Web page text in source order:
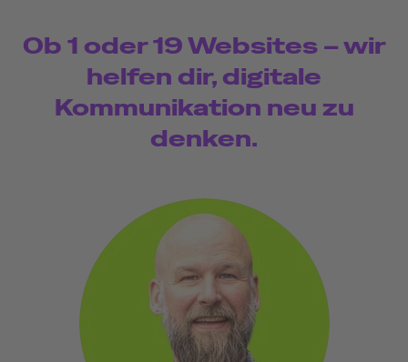
Ob 1 oder 19 Websites – wir
helfen dir, digitale
Kommunikation neu zu
denken.